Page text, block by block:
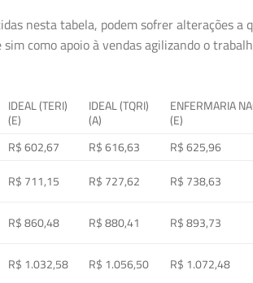
nesta tabela, podem sofrer alterações a
como apoio à vendas agilizando o
IDEAL (TERI)
(E)
IDEAL (TQRI)
(A)
ENFERMARIA
(E)
R$ 602,67 R$ 616,63 R$ 625,96
R$ 711,15 R$ 727,62 R$ 738,63
R$ 860,48 R$ 880,41 R$ 893,73
R$ 1.032,58 R$ 1.056,50 R$ 1.072,48